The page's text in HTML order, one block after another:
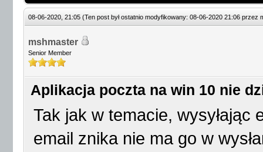
08-06-2020, 21:05 (Ten post był ostatnio modyfikowany: 08-06-2020 21:06 przez
mshmaster
Senior Member
Aplikacja poczta na win 10 nie
Tak jak w temacie, wysyłając
email znika nie ma go w